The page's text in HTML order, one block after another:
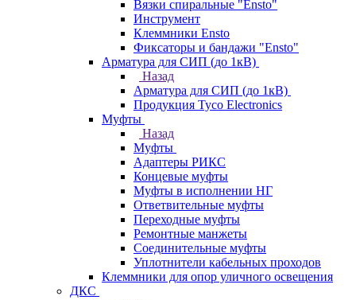
Вязки спиральные "Ensto"
Инструмент
Клеммники Ensto
Фиксаторы и бандажи "Ensto"
Арматура для СИП (до 1кВ)
Назад
Арматура для СИП (до 1кВ)
Продукция Tyco Electronics
Муфты
Назад
Муфты
Адаптеры РИКС
Концевые муфты
Муфты в исполнении НГ
Ответвительные муфты
Переходные муфты
Ремонтные манжеты
Соединительные муфты
Уплотнители кабельных проходов
Клеммники для опор уличного освещения
ДКС